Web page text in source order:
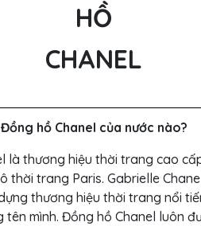
HỒ
CHANEL
Đồng hồ Chanel của nước nào?
là thương hiệu thời trang cao
thời trang Paris. Gabrielle
thương hiệu thời trang nổi
tên mình. Đồng hồ Chanel luôn